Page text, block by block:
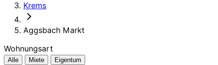
Krems
Aggsbach Markt
Wohnungsart
Alle Miete Eigentum